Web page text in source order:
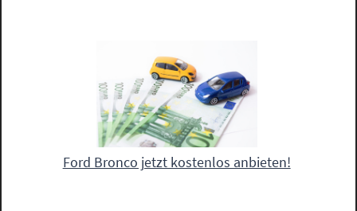
Ford Bronco jetzt kostenlos anbieten!